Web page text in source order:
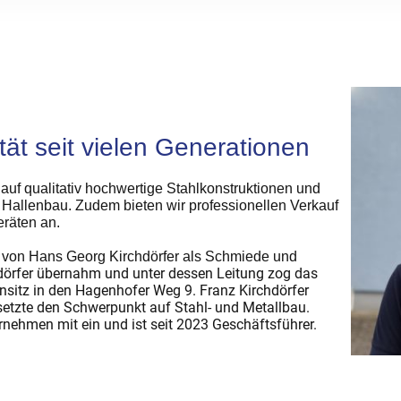
qualitativ hochwertige Stahlkonstruktionen und
Zudem bieten wir professionellen Verkauf
an.
Hans Georg Kirchdörfer als Schmiede und
übernahm und unter dessen Leitung zog das
in den Hagenhofer Weg 9. Franz Kirchdörfer
den Schwerpunkt auf Stahl- und Metallbau.
mit ein und ist seit 2023 Geschäftsführer.
seit vielen Generationen